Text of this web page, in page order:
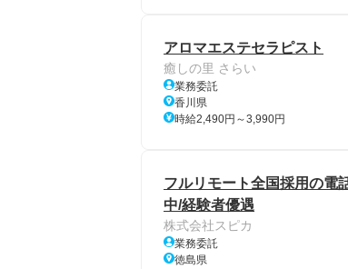
アロマエステセラピスト
癒しの里 さらい
業務委託
香川県
時給2,490円～3,990円
フルリモート全国採用の電
中/経験者優遇
株式会社スピカ
業務委託
徳島県